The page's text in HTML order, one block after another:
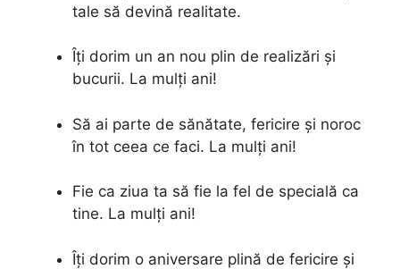
tale să devină realitate.
Îți dorim un an nou plin de realizări și
bucurii. La mulți ani!
Să ai parte de sănătate, fericire și noroc
în tot ceea ce faci. La mulți ani!
Fie ca ziua ta să fie la fel de specială ca
tine. La mulți ani!
Îți dorim o aniversare plină de fericire și